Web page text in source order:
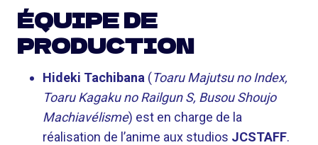
ÉQUIPE DE
PRODUCTION
Hideki Tachibana (Toaru Majutsu no Index,
Toaru Kagaku no Railgun S, Busou Shoujo
Machiavélisme) est en charge de la
réalisation de l’anime aux studios JCSTAFF.